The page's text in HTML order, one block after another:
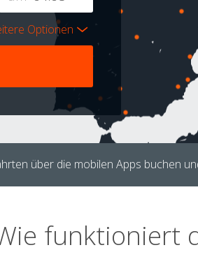
Optionen
über die mobilen Apps buchen
funktioniert